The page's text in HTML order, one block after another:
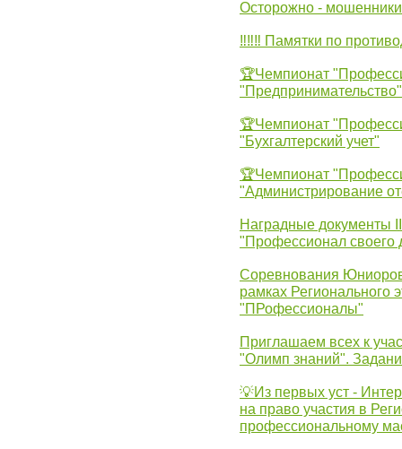
Осторожно -
‼‼‼ Памятки по
🏆Чемпионат
"Предпринимательство"
🏆Чемпионат
"Бухгалтерский учет"
🏆Чемпионат
"Администрирование
Наградные документы
"Профессионал своего
Соревнования
рамках Регионального
"ПРофессионалы"
Приглашаем всех к
"Олимп знаний".
💡Из первых уст -
на право участия в
профессиональному